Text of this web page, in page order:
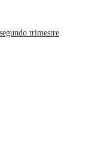
trimestre